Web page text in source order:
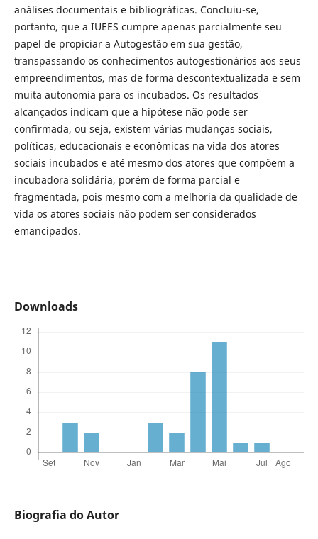
análises documentais e bibliográficas. Concluiu-se,
portanto, que a IUEES cumpre apenas parcialmente seu
papel de propiciar a Autogestão em sua gestão,
transpassando os conhecimentos autogestionários aos seus
empreendimentos, mas de forma descontextualizada e sem
muita autonomia para os incubados. Os resultados
alcançados indicam que a hipótese não pode ser
confirmada, ou seja, existem várias mudanças sociais,
políticas, educacionais e econômicas na vida dos atores
sociais incubados e até mesmo dos atores que compõem a
incubadora solidária, porém de forma parcial e
fragmentada, pois mesmo com a melhoria da qualidade de
vida os atores sociais não podem ser considerados
emancipados.
Downloads
Biografia do Autor